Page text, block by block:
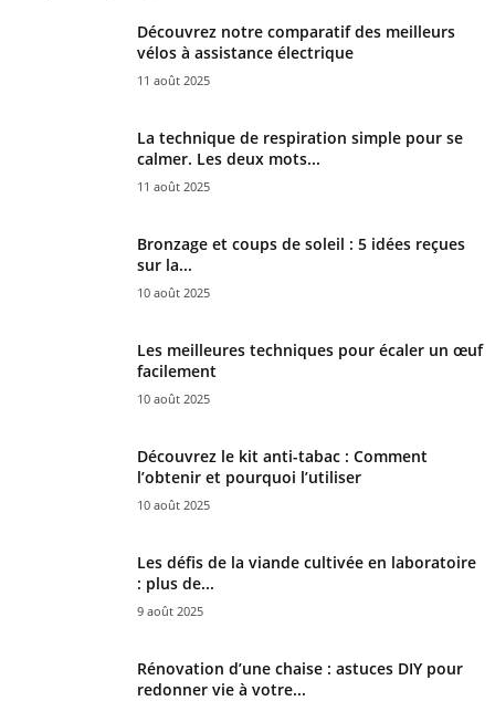
Découvrez notre comparatif des meilleurs
vélos à assistance électrique
11 août 2025
La technique de respiration simple pour se
calmer. Les deux mots...
11 août 2025
Bronzage et coups de soleil : 5 idées reçues
sur la...
10 août 2025
Les meilleures techniques pour écaler un œuf
facilement
10 août 2025
Découvrez le kit anti-tabac : Comment
l’obtenir et pourquoi l’utiliser
10 août 2025
Les défis de la viande cultivée en laboratoire
: plus de...
9 août 2025
Rénovation d’une chaise : astuces DIY pour
redonner vie à votre...